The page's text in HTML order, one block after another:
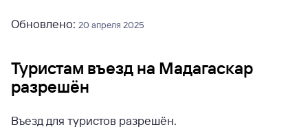
Обновлено: 20 апреля 2025
Туристам въезд на Мадагаскар
разрешён
Въезд для туристов разрешён.